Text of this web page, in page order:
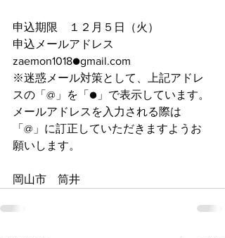
申込期限　１２月５日（火）
申込メールアドレス
zaemon1018●gmail.com
※迷惑メール対策として、上記アドレ
スの「@」を「●」で表示しています。
メールアドレスを入力される際は
「@」に訂正していただきますようお
願いします。
岡山市　筒井